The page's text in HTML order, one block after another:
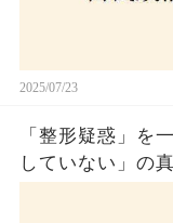
2025/07/23
「整形疑惑」を
していない」の